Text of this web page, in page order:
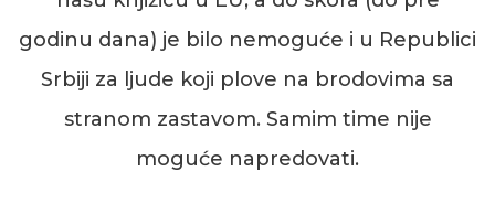
godinu dana) je bilo nemoguće i u Republici
Srbiji za ljude koji plove na brodovima sa
stranom zastavom. Samim time nije
moguće napredovati.